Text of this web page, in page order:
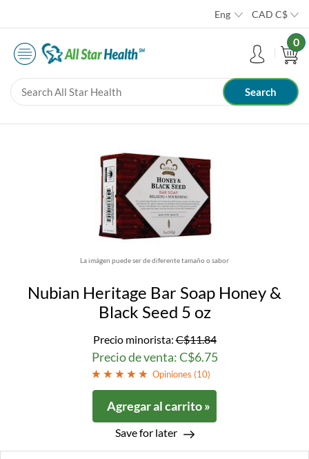
Eng CAD C$
0
La imágen puede ser de diferente tamaño o sabor
Nubian Heritage Bar Soap Honey &
Black Seed 5 oz
Precio minorista:C$11.84
Precio de venta: C$6.75
Opiniones (10)
Agregar al carrito »
Save for later